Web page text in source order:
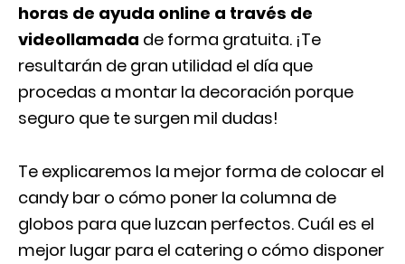
horas de ayuda online a través de
videollamada de forma gratuita. ¡Te
resultarán de gran utilidad el día que
procedas a montar la decoración porque
seguro que te surgen mil dudas!
Te explicaremos la mejor forma de colocar el
candy bar o cómo poner la columna de
globos para que luzcan perfectos. Cuál es el
mejor lugar para el catering o cómo disponer